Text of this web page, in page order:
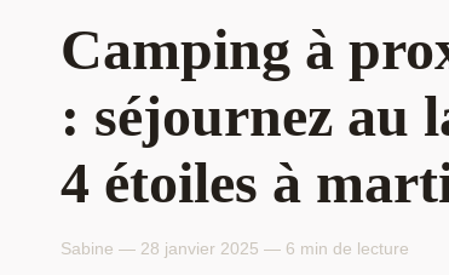
Camping à
: séjournez au
4 étoiles à
Sabine — 28 janvier 2025 — 6 min de lecture